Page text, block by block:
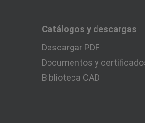
Catálogos y descargas
Descargar PDF
Documentos y
Biblioteca CAD